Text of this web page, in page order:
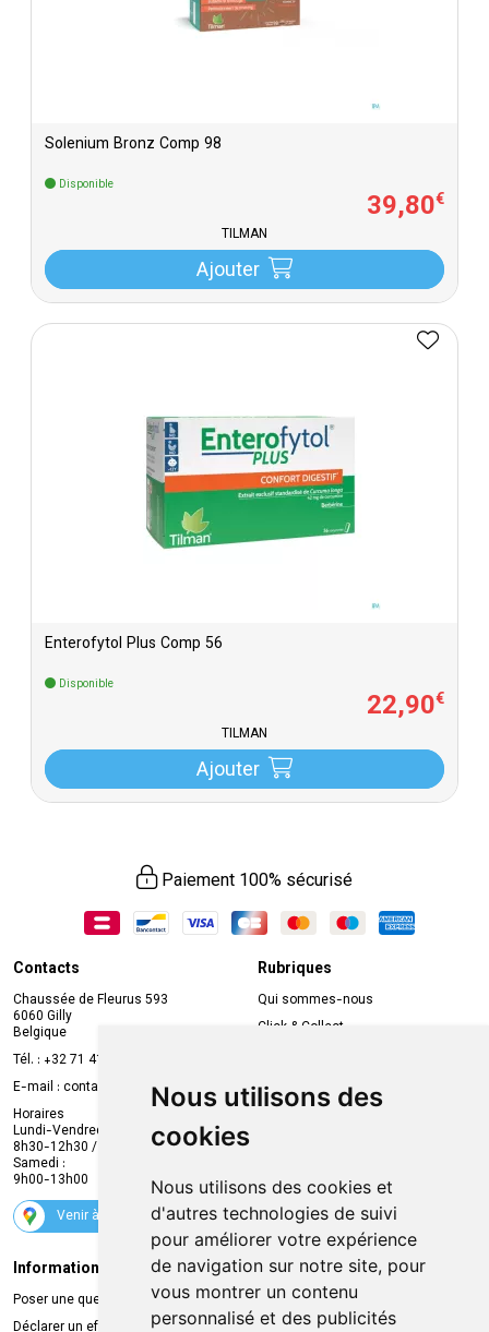
Nous utilisons des
cookies
Nous utilisons des cookies et
d'autres technologies de suivi
pour améliorer votre expérience
de navigation sur notre site, pour
vous montrer un contenu
personnalisé et des publicités
Solenium Bronz Comp 98
Disponible
39,80€
TILMAN
Ajouter
Enterofytol Plus Comp 56
Disponible
22,90€
TILMAN
Ajouter
Paiement 100% sécurisé
Contacts
Chaussée de Fleurus 593
6060 Gilly
Belgique
Tél. : +32 71 41 32 10
E-mail : contact
mvapharma.be
Horaires
Lundi-Vendredi :
8h30-12h30 / 13h30-18h30
Samedi :
9h00-13h00
Venir à la pharmacie
Rubriques
Qui sommes-nous
Click & Collect
Compte professionnel
Envoi d’ordonnance
Suivez-nous
Informations légales
Poser une question
Déclarer un effet indésirable
Livraison
Retrait à la pharmacie
Livraison chez vous